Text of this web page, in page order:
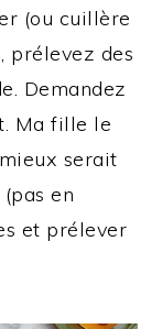
(ou cuillère
prélevez des
Demandez
Ma fille le
serait
en
et prélever